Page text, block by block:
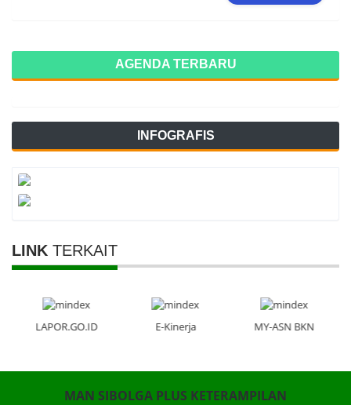
AGENDA TERBARU
INFOGRAFIS
LINK TERKAIT
LAPOR.GO.ID E-Kinerja MY-ASN BKN
MAN SIBOLGA PLUS KETERAMPILAN